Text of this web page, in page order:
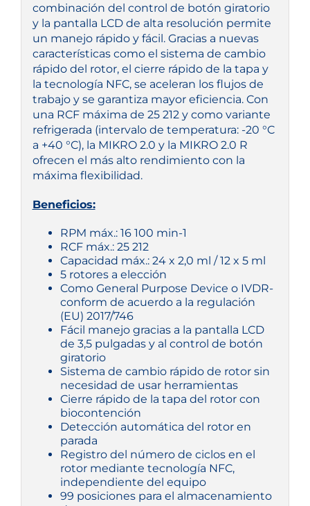
combinación del control de botón giratorio
y la pantalla LCD de alta resolución permite
un manejo rápido y fácil. Gracias a nuevas
características como el sistema de cambio
rápido del rotor, el cierre rápido de la tapa y
la tecnología NFC, se aceleran los flujos de
trabajo y se garantiza mayor eficiencia. Con
una RCF máxima de 25 212 y como variante
refrigerada (intervalo de temperatura: -20 °C
a +40 °C), la MIKRO 2.0 y la MIKRO 2.0 R
ofrecen el más alto rendimiento con la
máxima flexibilidad.
Beneficios:
RPM máx.: 16 100 min-1
RCF máx.: 25 212
Capacidad máx.: 24 x 2,0 ml / 12 x 5 ml
5 rotores a elección
Como General Purpose Device o IVDR-
conform de acuerdo a la regulación
(EU) 2017/746
Fácil manejo gracias a la pantalla LCD
de 3,5 pulgadas y al control de botón
giratorio
Sistema de cambio rápido de rotor sin
necesidad de usar herramientas
Cierre rápido de la tapa del rotor con
biocontención
Detección automática del rotor en
parada
Registro del número de ciclos en el
rotor mediante tecnología NFC,
independiente del equipo
99 posiciones para el almacenamiento